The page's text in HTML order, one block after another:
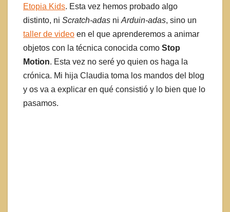
Etopia Kids. Esta vez hemos probado algo
distinto, ni Scratch-adas ni Arduin-adas, sino un
taller de video en el que aprenderemos a animar
objetos con la técnica conocida como Stop
Motion. Esta vez no seré yo quien os haga la
crónica. Mi hija Claudia toma los mandos del blog
y os va a explicar en qué consistió y lo bien que lo
pasamos.